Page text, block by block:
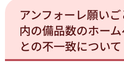
アンフォーレ願い
内の備品数のホー
との不一致について